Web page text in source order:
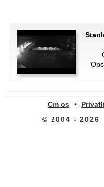
Om os •
© 2004 - 2026